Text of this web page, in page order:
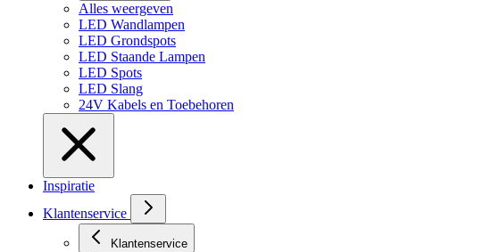
Alles weergeven
LED Wandlampen
LED Grondspots
LED Staande Lampen
LED Spots
LED Slang
24V Kabels en Toebehoren
Inspiratie
Klantenservice
Klantenservice